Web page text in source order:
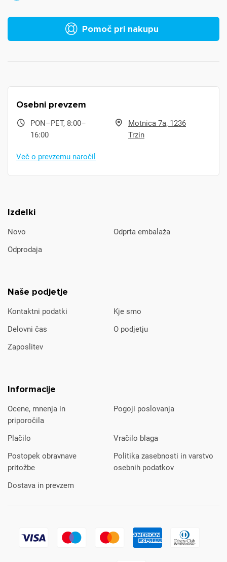
Pomoč pri nakupu
Izdelki
Novo
Odprta embalaža
Odprodaja
Naše podjetje
Kontaktni podatki
Kje smo
Delovni čas
O podjetju
Zaposlitev
Informacije
Ocene, mnenja in
priporočila
Pogoji poslovanja
Plačilo
Vračilo blaga
Postopek obravnave
pritožbe
Politika zasebnosti in varstvo
osebnih podatkov
Dostava in prevzem
Osebni prevzem
PON–PET, 8:00–
16:00
Motnica 7a, 1236
Trzin
Več o prevzemu naročil
Za dodajanje na seznam želja morate biti prijavljeni.